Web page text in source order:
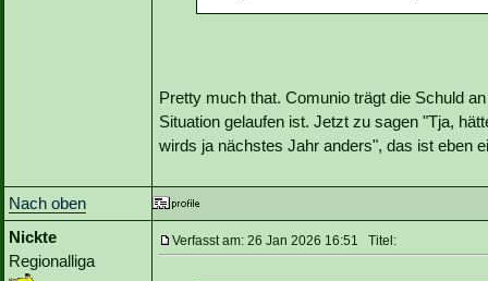
Pretty much that. Comunio trägt die Schuld
Situation gelaufen ist. Jetzt zu sagen "Tja,
wirds ja nächstes Jahr anders", das ist eben
Nach oben
Nickte
Regionalliga
Verfasst am: 26 Jan 2026 16:51 Titel: